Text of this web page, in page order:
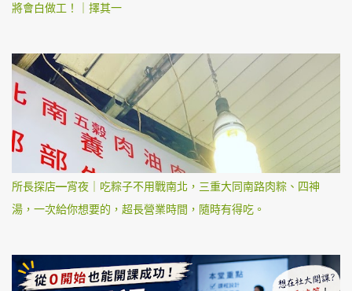
將會白做工！｜擇其一
所長探店—宵夜｜吃粽子不用戰南北，三重大同南路肉粽、四神
湯，一次給你想要的，超長營業時間，隨時有得吃。